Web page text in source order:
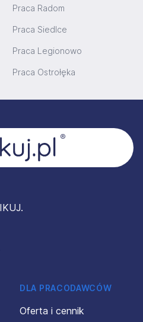
Praca Radom
Praca Siedlce
Praca Legionowo
Praca Ostrołęka
DLA PRACODAWCÓW
Oferta i cennik